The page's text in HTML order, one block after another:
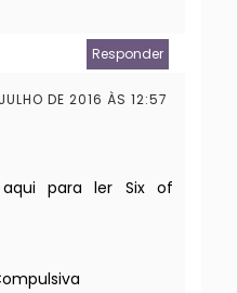
Responder
DE 2016 ÀS 12:57
aqui para ler Six of